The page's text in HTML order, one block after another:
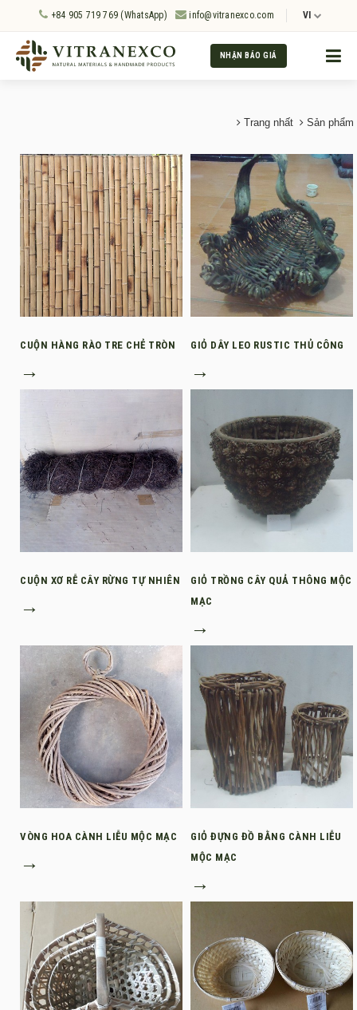
+84 905 719 769 (WhatsApp) info@vitranexco.com VI
NHẬN BÁO GIÁ
Trang nhất Sản phẩm
CUỘN HÀNG RÀO TRE CHẺ TRÒN
→
GIỎ DÂY LEO RUSTIC THỦ CÔNG
→
CUỘN XƠ RỄ CÂY RỪNG TỰ NHIÊN
→
GIỎ TRỒNG CÂY QUẢ THÔNG MỘC
MẠC
→
VÒNG HOA CÀNH LIỄU MỘC MẠC
→
GIỎ ĐỰNG ĐỒ BẰNG CÀNH LIỄU
MỘC MẠC
→